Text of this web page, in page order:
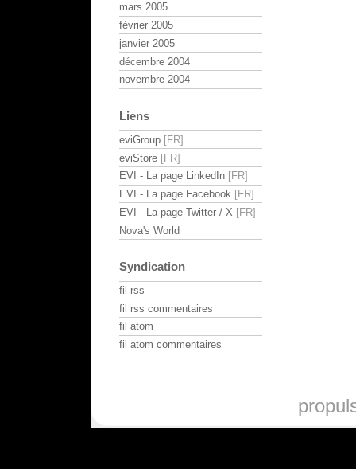
mars 2005
février 2005
janvier 2005
décembre 2004
novembre 2004
Liens
eviGroup
eviStore
EVI - La page LinkedIn
EVI - La page Facebook
EVI - La page Twitter / X
Nova's World
Syndication
fil rss
fil rss commentaires
fil atom
fil atom commentaires